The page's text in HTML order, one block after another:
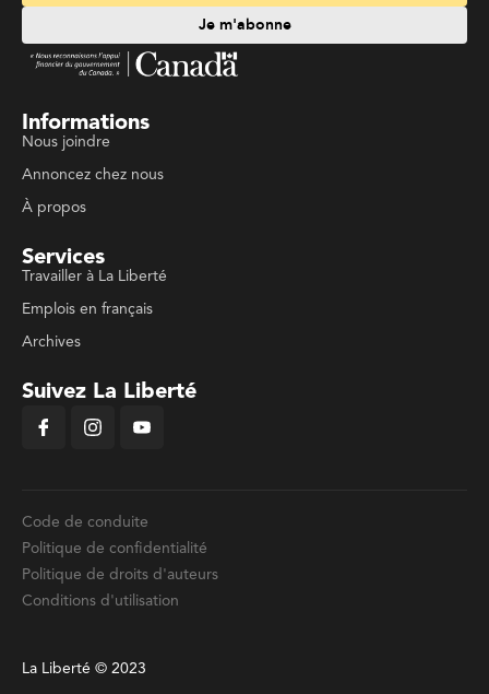
Je m'abonne
Informations
Nous joindre
Annoncez chez nous
À propos
Services
Travailler à La Liberté
Emplois en français
Archives
Suivez La Liberté
Code de conduite
Politique de confidentialité
Politique de droits d'auteurs
Conditions d'utilisation
La Liberté © 2023